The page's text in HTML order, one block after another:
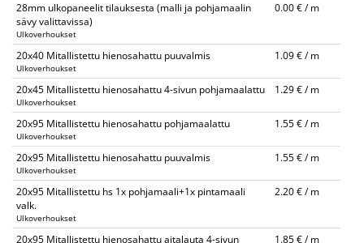
28mm ulkopaneelit tilauksesta (malli ja pohjamaalin
sävy valittavissa)
Ulkoverhoukset
0.00 € / m
20x40 Mitallistettu hienosahattu puuvalmis
Ulkoverhoukset
1.09 € / m
20x45 Mitallistettu hienosahattu 4-sivun pohjamaalattu
Ulkoverhoukset
1.29 € / m
20x95 Mitallistettu hienosahattu pohjamaalattu
Ulkoverhoukset
1.55 € / m
20x95 Mitallistettu hienosahattu puuvalmis
Ulkoverhoukset
1.55 € / m
20x95 Mitallistettu hs 1x pohjamaali+1x pintamaali
valk.
Ulkoverhoukset
2.20 € / m
20x95 Mitallistettu hienosahattu aitalauta 4-sivun 1.85 € / m